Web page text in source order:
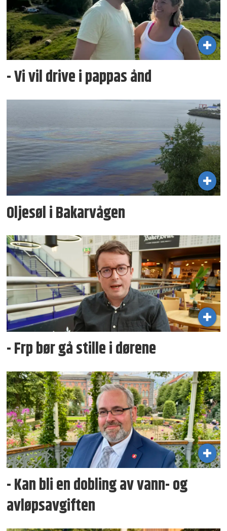
- Vi vil drive i pappas ånd
Oljesøl i Bakarvågen
- Frp bør gå stille i dørene
- Kan bli en dobling av vann- og
avløpsavgiften